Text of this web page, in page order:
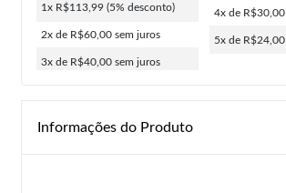
1x R$113,99 (5% desconto)
2x de R$60,00 sem juros
3x de R$40,00 sem juros
4x de R$30,00
5x de R$24,00
Informações do Produto